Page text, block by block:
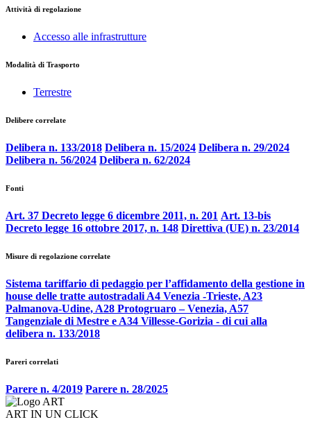
Attività di regolazione
Accesso alle infrastrutture
Modalità di Trasporto
Terrestre
Delibere correlate
Delibera n. 133/2018 Delibera n. 15/2024 Delibera n. 29/2024
Delibera n. 56/2024 Delibera n. 62/2024
Fonti
Art. 37 Decreto legge 6 dicembre 2011, n. 201 Art. 13-bis
Decreto legge 16 ottobre 2017, n. 148 Direttiva (UE) n. 23/2014
Misure di regolazione correlate
Sistema tariffario di pedaggio per l’affidamento della gestione in
house delle tratte autostradali A4 Venezia -Trieste, A23
Palmanova-Udine, A28 Protogruaro – Venezia, A57
Tangenziale di Mestre e A34 Villesse-Gorizia - di cui alla
delibera n. 133/2018
Pareri correlati
Parere n. 4/2019 Parere n. 28/2025
ART IN UN CLICK